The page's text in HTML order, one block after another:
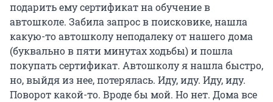
подарить ему сертификат на обучение в
автошколе. Забила запрос в поисковике, нашла
какую-то автошколу неподалеку от нашего дома
(буквально в пяти минутах ходьбы) и пошла
покупать сертификат. Автошколу я нашла быстро,
но, выйдя из нее, потерялась. Иду, иду. Иду, иду.
Поворот какой-то. Вроде бы мой. Но нет. Дома все